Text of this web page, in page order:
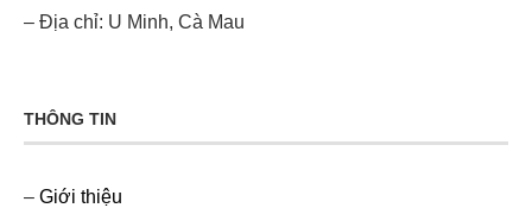
– Địa chỉ: U Minh, Cà Mau
THÔNG TIN
– Giới thiệu